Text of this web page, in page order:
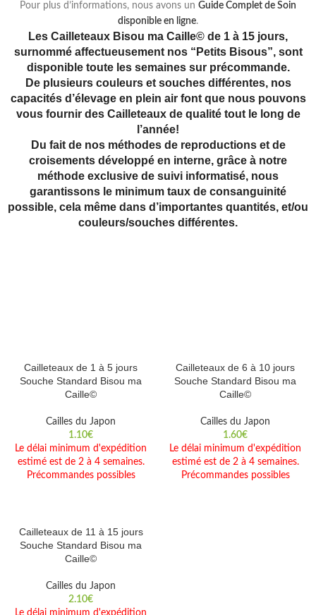
Pour plus d’informations, nous avons un Guide Complet de Soin
disponible en ligne.
Les Cailleteaux Bisou ma Caille© de 1 à 15 jours,
surnommé affectueusement nos “Petits Bisous”, sont
disponible toute les semaines sur précommande.
De plusieurs couleurs et souches différentes, nos
capacités d’élevage en plein air font que nous pouvons
vous fournir des Cailleteaux de qualité tout le long de
l’année!
Du fait de nos méthodes de reproductions et de
croisements développé en interne, grâce à notre
méthode exclusive de suivi informatisé, nous
garantissons le minimum taux de consanguinité
possible, cela même dans d’importantes quantités, et/ou
couleurs/souches différentes.
Cailleteaux de 1 à 5 jours
Souche Standard Bisou ma
Caille©
Cailles du Japon
1.10€
Le délai minimum d'expédition
estimé est de 2 à 4 semaines.
Précommandes possibles
Cailleteaux de 6 à 10 jours
Souche Standard Bisou ma
Caille©
Cailles du Japon
1.60€
Le délai minimum d'expédition
estimé est de 2 à 4 semaines.
Précommandes possibles
Cailleteaux de 11 à 15 jours
Souche Standard Bisou ma
Caille©
Cailles du Japon
2.10€
Le délai minimum d'expédition